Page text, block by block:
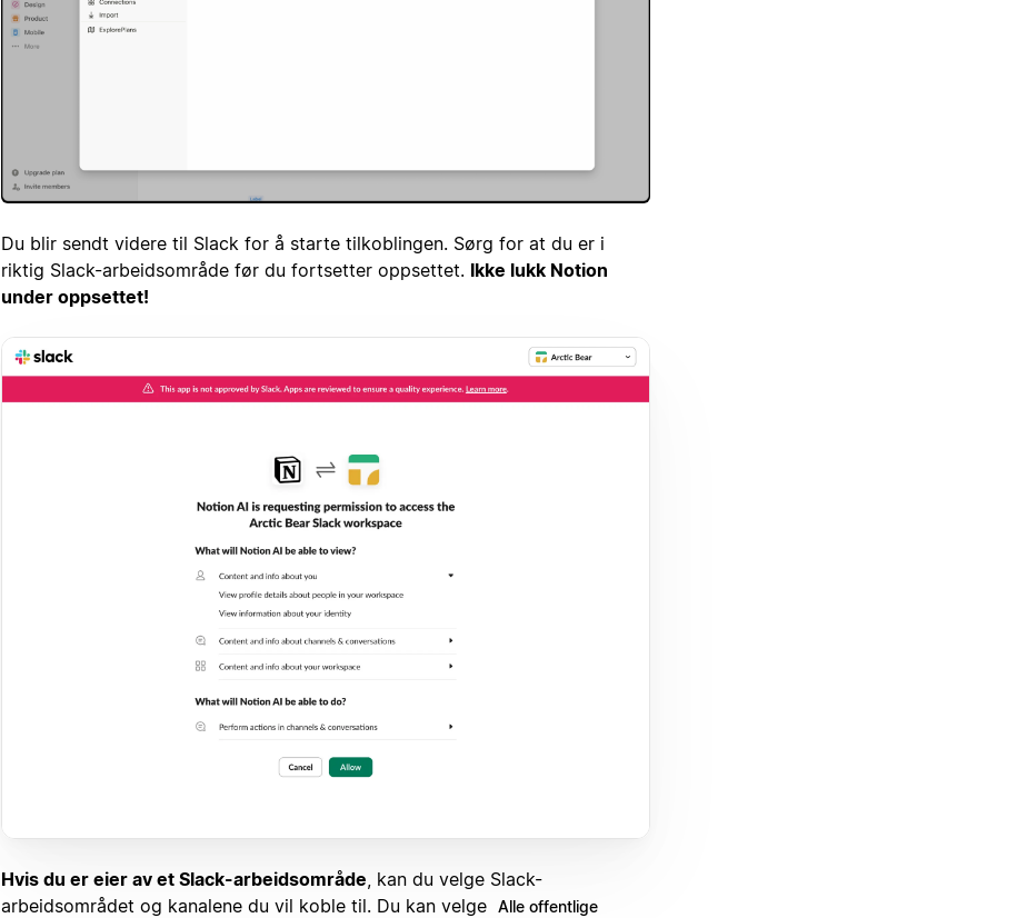
Du blir sendt videre til Slack for å starte tilkoblingen. Sørg for at du er i
riktig Slack-arbeidsområde før du fortsetter oppsettet. Ikke lukk Notion
under oppsettet!
Hvis du er eier av et Slack-arbeidsområde , kan du velge Slack-
arbeidsområdet og kanalene du vil koble til. Du kan velge Alle offentlige